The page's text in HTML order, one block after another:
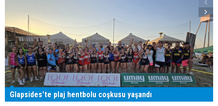
Glapsides'te plaj hentbolu coşkusu yaşandı